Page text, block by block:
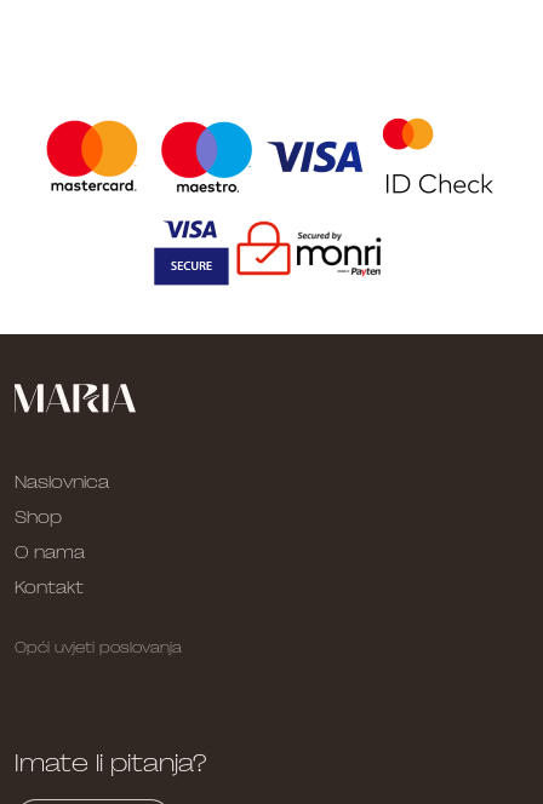
Naslovnica
Shop
O nama
Kontakt
Opći uvjeti poslovanja
Imate li pitanja?